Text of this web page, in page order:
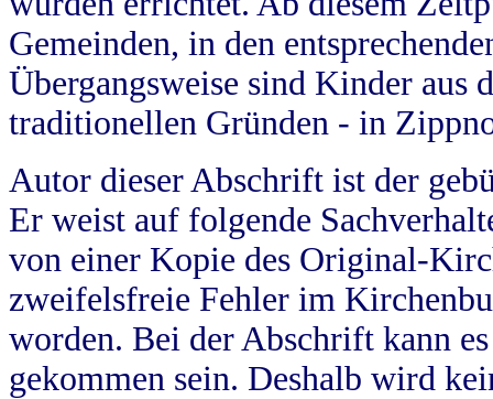
Gemeinden, in den
Übergangsweise sind Kinder aus
traditionellen Gründen - in
Autor dieser Abschrift ist der
Er weist auf folgende
von einer Kopie des Original-
zweifelsfreie Fehler im
worden. Bei der Abschrift kann
gekommen sein. Deshalb wird